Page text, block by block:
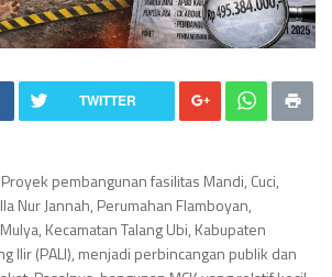
TWITTER
pembangunan fasilitas Mandi, Cuci,
Nur Jannah, Perumahan Flamboyan,
Kecamatan Talang Ubi, Kabupaten
Ilir (PALI), menjadi perbincangan publik dan